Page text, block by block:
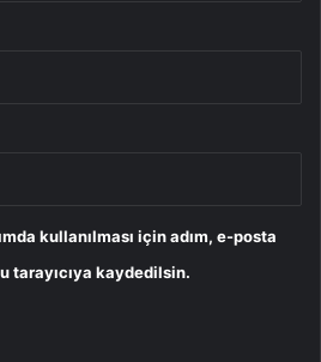
kullanılması için adım, e-posta
tarayıcıya kaydedilsin.